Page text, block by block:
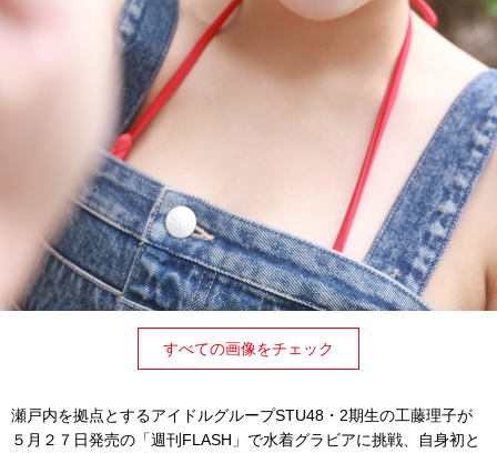
すべての画像をチェック
瀬戸内を拠点とするアイドルグループSTU48・2期生の工藤理子が
５月２７日発売の「週刊FLASH」で水着グラビアに挑戦、自身初と